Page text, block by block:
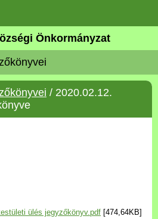
Önkormányzat
/ 2020.02.12.
ülés jegyzőkönyv.pdf [474,64KB]